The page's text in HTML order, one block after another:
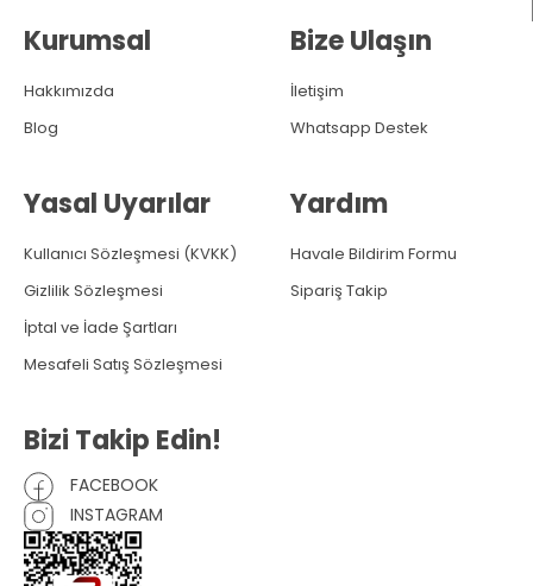
Kurumsal
Hakkımızda
Blog
Yasal Uyarılar
Kullanıcı Sözleşmesi (KVKK)
Gizlilik Sözleşmesi
İptal ve İade Şartları
Mesafeli Satış Sözleşmesi
Bize Ulaşın
İletişim
Whatsapp Destek
Yardım
Havale Bildirim Formu
Sipariş Takip
Bizi Takip Edin!
FACEBOOK
INSTAGRAM